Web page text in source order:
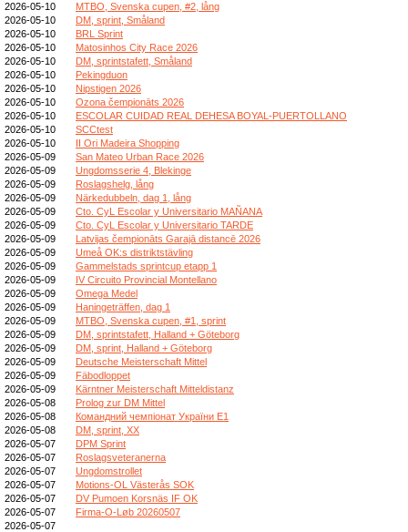
2026-05-10
MTBO, Svenska cupen, #2, lång
2026-05-10
DM, sprint, Småland
2026-05-10
BRL Sprint
2026-05-10
Matosinhos City Race 2026
2026-05-10
DM, sprintstafett, Småland
2026-05-10
Pekingduon
2026-05-10
Nipstigen 2026
2026-05-10
Ozona čempionāts 2026
2026-05-10
ESCOLAR CUIDAD REAL DEHESA BOYAL-PUERTOLLANO
2026-05-10
SCCtest
2026-05-10
II Ori Madeira Shopping
2026-05-09
San Mateo Urban Race 2026
2026-05-09
Ungdomsserie 4, Blekinge
2026-05-09
Roslagshelg, lång
2026-05-09
Närkedubbeln, dag 1, lång
2026-05-09
Cto. CyL Escolar y Universitario MAÑANA
2026-05-09
Cto. CyL Escolar y Universitario TARDE
2026-05-09
Latvijas čempionāts Garajā distancē 2026
2026-05-09
Umeå OK:s distriktstävling
2026-05-09
Gammelstads sprintcup etapp 1
2026-05-09
IV Circuito Provincial Montellano
2026-05-09
Omega Medel
2026-05-09
Haningeträffen, dag 1
2026-05-09
MTBO, Svenska cupen, #1, sprint
2026-05-09
DM, sprintstafett, Halland + Göteborg
2026-05-09
DM, sprint, Halland + Göteborg
2026-05-09
Deutsche Meisterschaft Mittel
2026-05-09
Fäbodloppet
2026-05-09
Kärntner Meisterschaft Mitteldistanz
2026-05-08
Prolog zur DM Mittel
2026-05-08
Командний чемпіонат України E1
2026-05-08
DM, sprint, XX
2026-05-07
DPM Sprint
2026-05-07
Roslagsveteranerna
2026-05-07
Ungdomstrollet
2026-05-07
Motions-OL Västerås SOK
2026-05-07
DV Pumoen Korsnäs IF OK
2026-05-07
Firma-O-Løb 20260507
2026-05-07